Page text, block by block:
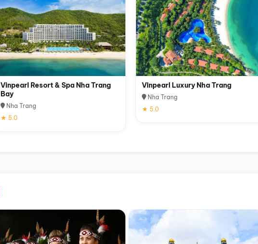
Vinpearl Resort & Spa Nha Trang
Bay
Nha Trang
★ 5.0
Vinpearl Luxury Nha Trang
Nha Trang
★ 5.0